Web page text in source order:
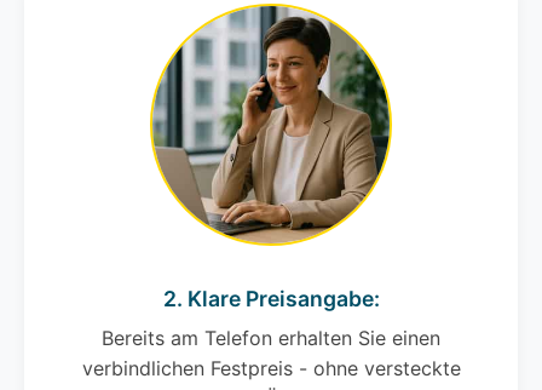
2. Klare Preisangabe:
Bereits am Telefon erhalten Sie einen
verbindlichen Festpreis - ohne versteckte